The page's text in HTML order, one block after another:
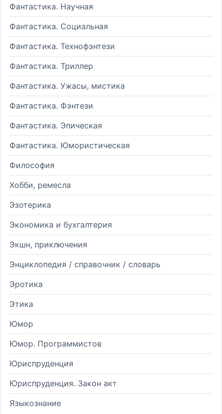
Фантастика. Научная
Фантастика. Социальная
Фантастика. Технофэнтези
Фантастика. Триллер
Фантастика. Ужасы, мистика
Фантастика. Фэнтези
Фантастика. Эпическая
Фантастика. Юмористическая
Философия
Хобби, ремесла
Эзотерика
Экономика и бухгалтерия
Экшн, приключения
Энциклопедия / справочник / словарь
Эротика
Этика
Юмор
Юмор. Программистов
Юриспруденция
Юриспруденция. Закон акт
Языкознание